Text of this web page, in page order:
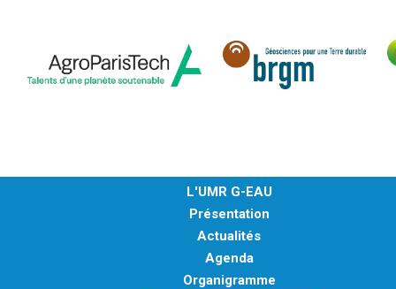
L'UMR G-EAU
Présentation
Actualités
Agenda
Organigramme